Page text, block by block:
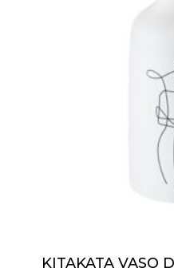
KITAKATA VASO